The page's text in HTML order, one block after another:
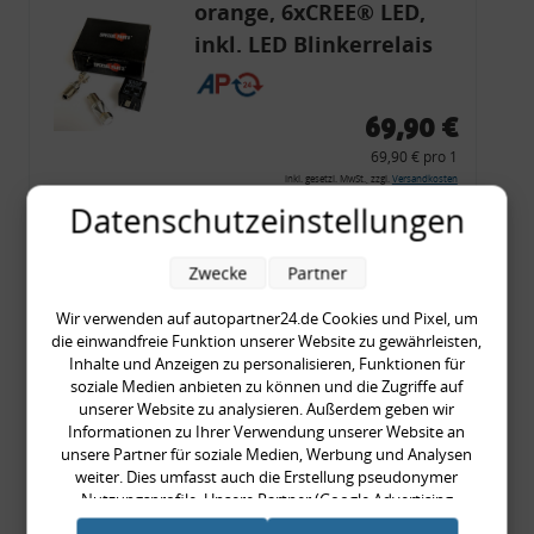
orange, 6xCREE® LED,
inkl. LED Blinkerrelais
CF 14
69,90 €
69,90 € pro 1
inkl. gesetzl. MwSt., zzgl. Versandkosten
Merkzettel
Zum Artikel
Rückleuchtenband mit
Blinker, rot, US-Ecken,
Audi 80 Cabrio, Typ 89,
OE-Nr.: 8G0945225 +
8G0945225C
999,99 €
Datenschutzeinstellungen
Wir verwenden auf autopartner24.de Cookies und Pixel, um
die einwandfreie Funktion unserer Website zu gewährleisten,
Inhalte und Anzeigen zu personalisieren, Funktionen für
soziale Medien anbieten zu können und die Zugriffe auf
unserer Website zu analysieren. Außerdem geben wir
Informationen zu Ihrer Verwendung unserer Website an
unsere Partner für soziale Medien, Werbung und Analysen
weiter. Dies umfasst auch die Erstellung pseudonymer
Nutzungsprofile. Unsere Partner (Google Advertising
Products) führen diese Informationen möglicherweise mit
Zwecke Partner